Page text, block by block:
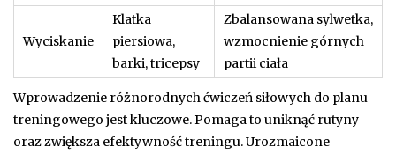
Wyciskanie
Klatka
piersiowa,
barki, tricepsy
Zbalansowana sylwetka,
wzmocnienie górnych
partii ciała
Wprowadzenie różnorodnych ćwiczeń siłowych do planu
treningowego jest kluczowe. Pomaga to uniknąć rutyny
oraz zwiększa efektywność treningu. Urozmaicone